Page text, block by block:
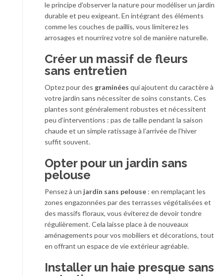
le principe d’observer la nature pour modéliser un jardin
durable et peu exigeant. En intégrant des éléments
comme les couches de paillis, vous limiterez les
arrosages et nourrirez votre sol de manière naturelle.
Créer un massif de fleurs
sans entretien
Optez pour des graminées qui ajoutent du caractère à
votre jardin sans nécessiter de soins constants. Ces
plantes sont généralement robustes et nécessitent
peu d’interventions : pas de taille pendant la saison
chaude et un simple ratissage à l’arrivée de l’hiver
suffit souvent.
Opter pour un jardin sans
pelouse
Pensez à un jardin sans pelouse : en remplaçant les
zones engazonnées par des terrasses végétalisées et
des massifs floraux, vous éviterez de devoir tondre
régulièrement. Cela laisse place à de nouveaux
aménagements pour vos mobiliers et décorations, tout
en offrant un espace de vie extérieur agréable.
Installer un haie presque sans